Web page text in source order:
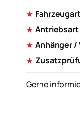
Fahrzeugart
Antriebsart
Anhänger /
Gerne